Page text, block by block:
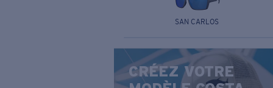
SAN CARLOS
CRÉEZ VOTRE